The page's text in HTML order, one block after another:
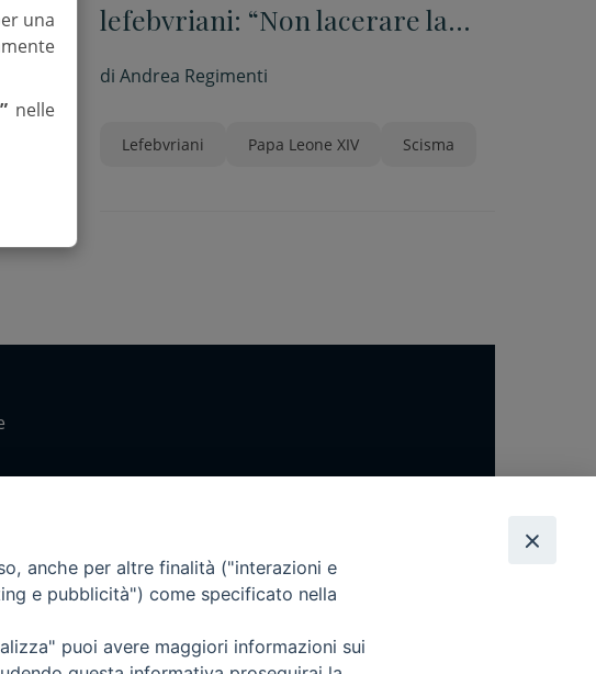
lefebvriani: “Non lacerare la
tunica di Cristo”
di Andrea Regimenti
Lefebvriani Papa Leone XIV Scisma
una
nelle
anche per altre finalità ("interazioni e
e pubblicità") come specificato nella
puoi avere maggiori informazioni sui